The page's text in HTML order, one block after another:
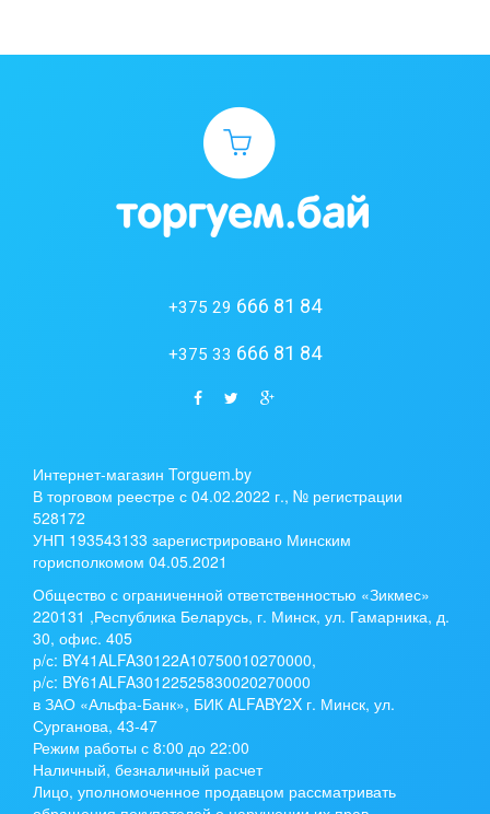
+375 29 666 81 84
+375 33 666 81 84
Интернет-магазин Torguem.by
В торговом реестре с 04.02.2022 г., № регистрации
528172
УНП 193543133 зарегистрировано Минским
горисполкомом 04.05.2021
Общество с ограниченной ответственностью «Зикмес»
220131 ,Республика Беларусь, г. Минск, ул. Гамарника, д.
30, офис. 405
р/с: BY41ALFA30122A10750010270000,
р/с: BY61ALFA30122525830020270000
в ЗАО «Альфа-Банк», БИК ALFABY2X г. Минск, ул.
Сурганова, 43-47
Режим работы с 8:00 до 22:00
Наличный, безналичный расчет
Лицо, уполномоченное продавцом рассматривать